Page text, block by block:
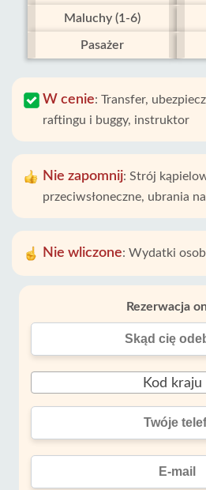
Maluchy (1-6)
Pasażer
W cenie: Transfer,
raftingu i buggy, instruktor
Nie zapomnij: Strój
przeciwsłoneczne, ubrania
Nie wliczone: Wydatki
Rezerwacja
Kod kraju